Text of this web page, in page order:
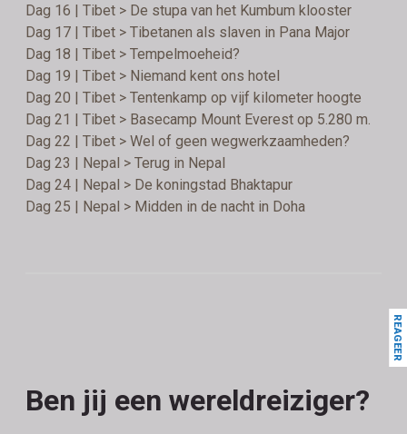
Dag 16 | Tibet > De stupa van het Kumbum klooster
Dag 17 | Tibet > Tibetanen als slaven in Pana Major
Dag 18 | Tibet > Tempelmoeheid?
Dag 19 | Tibet > Niemand kent ons hotel
Dag 20 | Tibet > Tentenkamp op vijf kilometer hoogte
Dag 21 | Tibet > Basecamp Mount Everest op 5.280 m.
Dag 22 | Tibet > Wel of geen wegwerkzaamheden?
Dag 23 | Nepal > Terug in Nepal
Dag 24 | Nepal > De koningstad Bhaktapur
Dag 25 | Nepal > Midden in de nacht in Doha
Ben jij een wereldreiziger?
REAGEER